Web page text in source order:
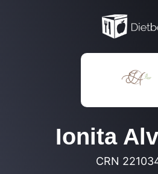
Ionita
CRN